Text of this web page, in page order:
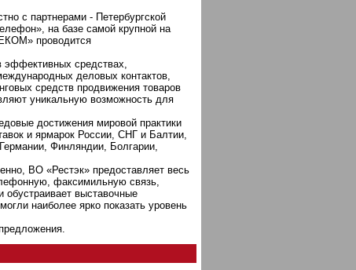
с партнерами - Петербургской
на базе самой крупной на
проводится
эффективных средствах,
деловых контактов,
средств продвижения товаров
уникальную возможность для
достижения мировой практики
и ярмарок России, СНГ и Балтии,
Финляндии, Болгарии,
ВО «Рестэк» предоставляет весь
факсимильную связь,
выставочные
наиболее ярко показать уровень